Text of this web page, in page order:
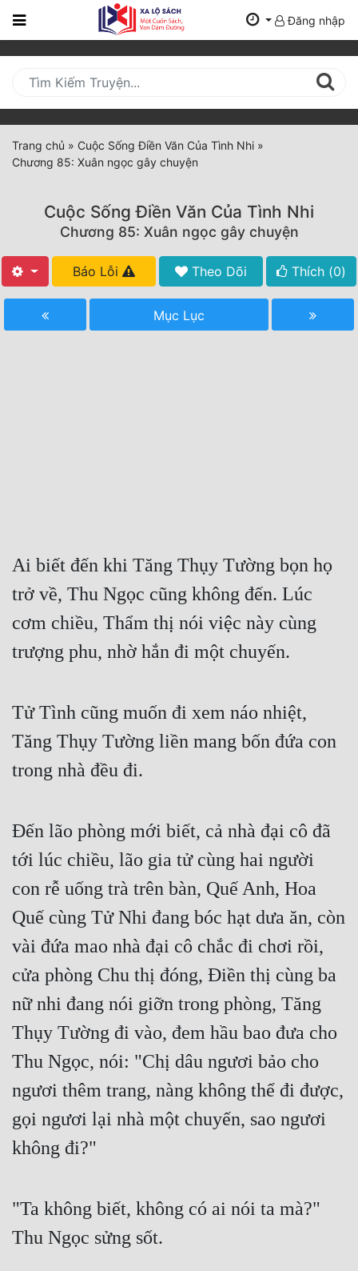
Trang
Mới
Cập
Nhật
(current)
Thể Loại
Tất Cả
Hoàn Thành
Xa Lộ Dịch
Cung Đấu
Cạnh Kỹ
Dị Giới
Dị Năng
Gia Đấu
Góc Nhìn Nam
Góc Nhìn Nữ
Huyền Huyễn
Hệ Thống
Học Đường
Khoa Huyễn Không Gian
Kinh Dị
Đăng nhập
Trang chủ » Cuộc Sống Điền Văn Của Tình Nhi »
Chương 85: Xuân ngọc gây chuyện
Cuộc Sống Điền Văn Của Tình Nhi
Chương 85: Xuân ngọc gây chuyện
Báo Lỗi Theo Dõi Thích (0)
Mục Lục
Ai biết đến khi Tăng Thụy Tường bọn họ
trở về, Thu Ngọc cũng không đến. Lúc
cơm chiều, Thẩm thị nói việc này cùng
trượng phu, nhờ hắn đi một chuyến.
Tử Tình cũng muốn đi xem náo nhiệt,
Tăng Thụy Tường liền mang bốn đứa con
trong nhà đều đi.
Đến lão phòng mới biết, cả nhà đại cô đã
tới lúc chiều, lão gia tử cùng hai người
con rễ uống trà trên bàn, Quế Anh, Hoa
Quế cùng Tử Nhi đang bóc hạt dưa ăn, còn
vài đứa mao nhà đại cô chắc đi chơi rồi,
cửa phòng Chu thị đóng, Điền thị cùng ba
nữ nhi đang nói giỡn trong phòng, Tăng
Thụy Tường đi vào, đem hầu bao đưa cho
Thu Ngọc, nói: "Chị dâu ngươi bảo cho
ngươi thêm trang, nàng không thể đi được,
gọi ngươi lại nhà một chuyến, sao ngươi
không đi?"
"Ta không biết, không có ai nói ta mà?"
Thu Ngọc sửng sốt.